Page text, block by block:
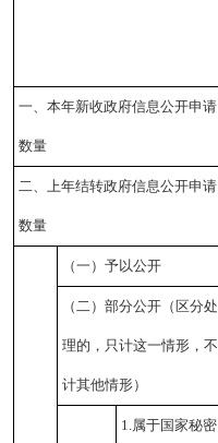
一、本年新收政府信息公开申请
数量
二、上年结转政府信息公开申请
数量
（一）予以公开
（二）部分公开 （区分处
理的，只计这一情形，不
计其他情形）
1.属于国家秘密